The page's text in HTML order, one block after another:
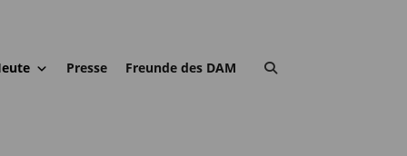
Presse Freunde des DAM